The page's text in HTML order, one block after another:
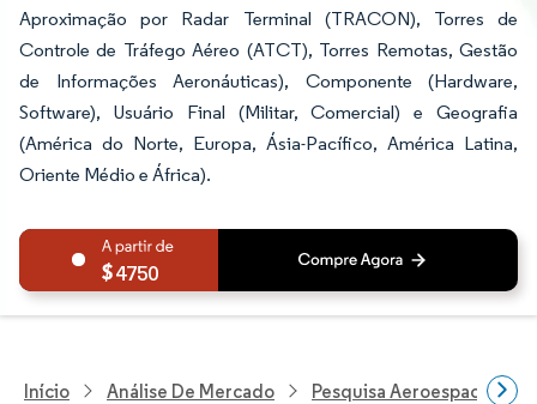
Aproximação por Radar Terminal (TRACON), Torres de
Controle de Tráfego Aéreo (ATCT), Torres Remotas, Gestão
de Informações Aeronáuticas), Componente (Hardware,
Software), Usuário Final (Militar, Comercial) e Geografia
(América do Norte, Europa, Ásia-Pacífico, América Latina,
Oriente Médio e África).
4750
Início Análise De Mercado Pesquisa Aeroespacial E